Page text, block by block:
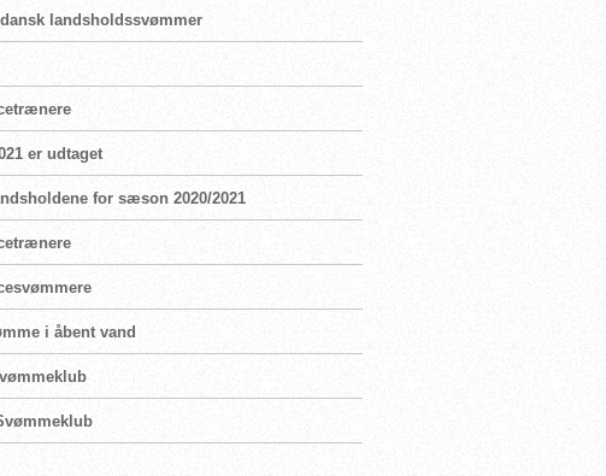
landsholdssvømmer
er udtaget
for sæson 2020/2021
i åbent vand